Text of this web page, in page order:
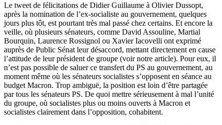
Le tweet de félicitations de Didier Guillaume à Olivier Dussopt,
après la nomination de l’ex-socialiste au gouvernement, quelques
jours plus tôt, est pourtant très mal passé chez certains. Et encore la
veille, où plusieurs sénateurs, comme David Assouline, Martial
Bourquin, Laurence Rossignol ou Xavier Iacovelli ont exprimé
auprès de Public Sénat leur désaccord, mettant directement en cause
l’attitude de leur président de groupe (voir notre article). Pour eux, il
n’est pas possible de saluer ce transfert du PS au gouvernement, au
moment même où les sénateurs socialistes s’opposent en séance au
budget Macron. Trop ambiguë, la position est loin d’être partagée
par tous les sénateurs PS. De quoi mettre sérieusement à mal l’unité
du groupe, où socialistes plus ou moins ouverts à Macron et
socialistes clairement dans l’opposition, cohabitent.